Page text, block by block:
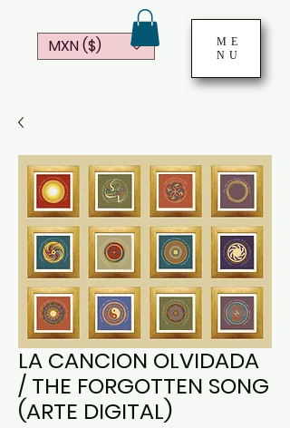
ME
NU
MXN ($)
LA CANCION OLVIDADA
/ THE FORGOTTEN SONG
(ARTE DIGITAL)